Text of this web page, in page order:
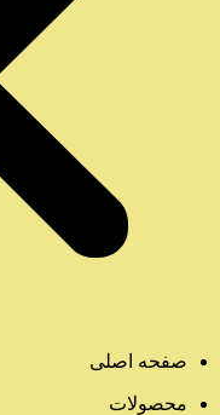
صفحه اصلی
محصولات